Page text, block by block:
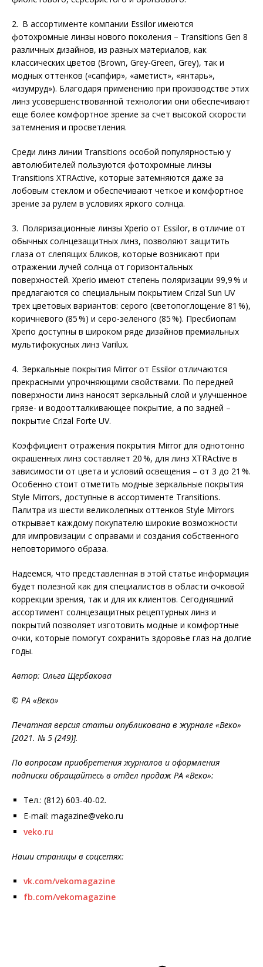
2. В ассортименте компании Essilor имеются
фотохромные линзы нового поколения – Transitions Gen 8
различных дизайнов, из разных материалов, как
классических цветов (Brown, Grey-Green, Grey), так и
модных оттенков («сапфир», «аметист», «янтарь»,
«изумруд»). Благодаря применению при производстве этих
линз усовершенствованной технологии они обеспечивают
еще более комфортное зрение за счет высокой скорости
затемнения и просветления.
Среди линз линии Transitions особой популярностью у
автолюбителей пользуются фотохромные линзы
Transitions XTRActive, которые затемняются даже за
лобовым стеклом и обеспечивают четкое и комфортное
зрение за рулем в условиях яркого солнца.
3. Поляризационные линзы Xperio от Essilor, в отличие от
обычных солнцезащитных линз, позволяют защитить
глаза от слепящих бликов, которые возникают при
отражении лучей солнца от горизонтальных
поверхностей. Xperio имеют степень поляризации 99,9 % и
предлагаются со специальным покрытием Crizal Sun UV
трех цветовых вариантов: серого (светопоглощение 81 %),
коричневого (85 %) и серо-зеленого (85 %). Пресбиопам
Xperio доступны в широком ряде дизайнов премиальных
мультифокусных линз Varilux.
4. Зеркальные покрытия Mirror от Essilor отличаются
прекрасными упрочняющими свойствами. По передней
поверхности линз наносят зеркальный слой и улучшенное
грязе- и водоотталкивающее покрытие, а по задней –
покрытие Crizal Forte UV.
Коэффициент отражения покрытия Mirror для однотонно
окрашенных линз составляет 20 %, для линз XTRActive в
зависимости от цвета и условий освещения – от 3 до 21 %.
Особенно стоит отметить модные зеркальные покрытия
Style Mirrors, доступные в ассортименте Transitions.
Палитра из шести великолепных оттенков Style Mirrors
открывает каждому покупателю широкие возможности
для импровизации с оправами и создания собственного
неповторимого образа.
Надеемся, что представленная в этой статье информация
будет полезной как для специалистов в области очковой
коррекции зрения, так и для их клиентов. Сегодняшний
ассортимент солнцезащитных рецептурных линз и
покрытий позволяет изготовить модные и комфортные
очки, которые помогут сохранить здоровье глаз на долгие
годы.
Автор: Ольга Щербакова
© РА «Веко»
Печатная версия статьи опубликована в журнале «Веко»
[2021. № 5 (249)].
По вопросам приобретения журналов и оформления
подписки обращайтесь в отдел продаж РА «Веко»:
Тел.: (812) 603-40-02.
E-mail: magazine@veko.ru
veko.ru
Наши страницы в соцсетях:
vk.com/vekomagazine
fb.com/vekomagazine